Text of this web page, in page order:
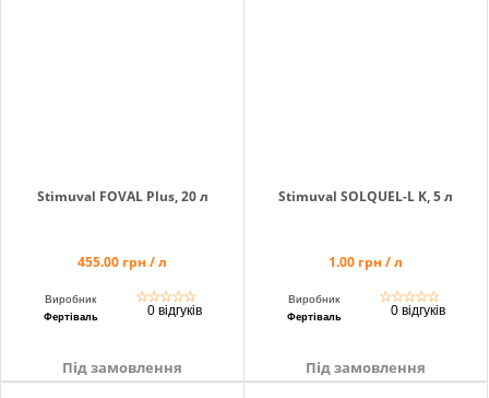
Stimuval FOVAL Plus, 20 л
455.00 грн / л
Виробник
Фертіваль
☆☆☆☆☆
0 відгуків
Під замовлення
Stimuval SOLQUEL-L K, 5 л
1.00 грн / л
Виробник
Фертіваль
☆☆☆☆☆
0 відгуків
Під замовлення